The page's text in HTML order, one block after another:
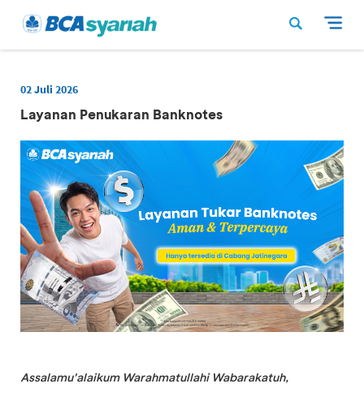
02 Juli 2026
Layanan Penukaran Banknotes
Assalamu'alaikum Warahmatullahi Wabarakatuh,